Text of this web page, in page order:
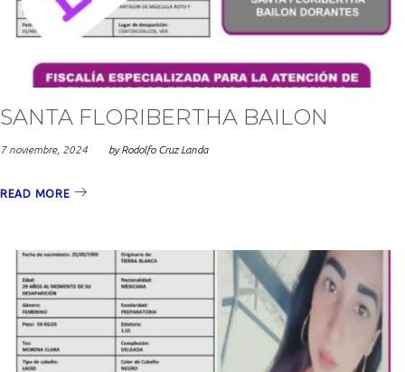
SANTA FLORIBERTHA BAILON
7 noviembre, 2024 byRodolfo Cruz Landa
READ MORE